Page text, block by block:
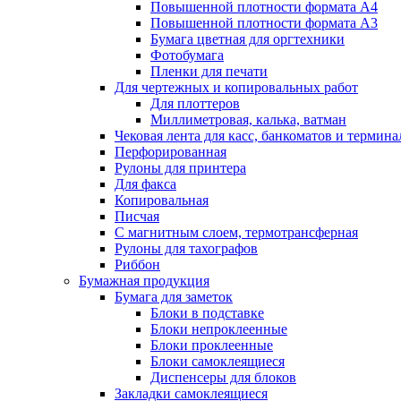
Повышенной плотности формата А4
Повышенной плотности формата А3
Бумага цветная для оргтехники
Фотобумага
Пленки для печати
Для чертежных и копировальных работ
Для плоттеров
Миллиметровая, калька, ватман
Чековая лента для касс, банкоматов и
Перфорированная
Рулоны для принтера
Для факса
Копировальная
Писчая
С магнитным слоем, термотрансферная
Рулоны для тахографов
Риббон
Бумажная продукция
Бумага для заметок
Блоки в подставке
Блоки непроклеенные
Блоки проклеенные
Блоки самоклеящиеся
Диспенсеры для блоков
Закладки самоклеящиеся